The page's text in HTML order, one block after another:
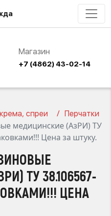
Магазин
+7 (4862) 43-02-14
спреи
Перчатки
медицинские (АзРИ) ТУ
Цена за штуку.
ТУ 38.106567-
ЦЕНА